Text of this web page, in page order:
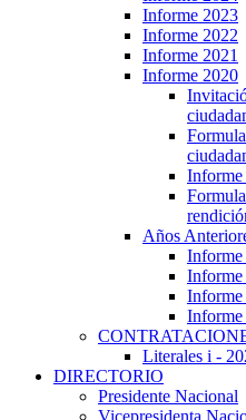
Informe 2023
Informe 2022
Informe 2021
Informe 2020
Informe
Años
Informe
Informe
Informe
Informe
Literales i -
DIRECTORIO
Presidente Nacional
Vicepresidenta